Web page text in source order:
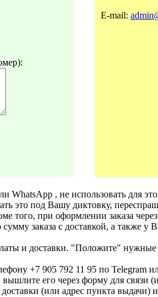
E-mail:
WhatsApp , не использовать для
это под Вашу диктовку,
того, при оформлении заказа
заказа с доставкой, а также у
и доставки. "Положите" нужные
+7 905 792 11 95 по Telegram
его через форму для связи
(или адрес пункта